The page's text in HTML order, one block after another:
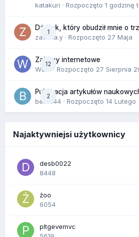
katakuri · Rozpoczęto 1 godzinę
1
Dźwięk, który obudził mnie o
zackr.a.y · Rozpoczęto 27 Maja
12
Zakupy internetowe
Wula
· Rozpoczęto 27 Sierpnia
2
Publikacja artykułów
berus44 · Rozpoczęto 14 Lutego
Najaktywniejsi użytkownicy
desb0022
8448
żoo
6054
pltgevemvc